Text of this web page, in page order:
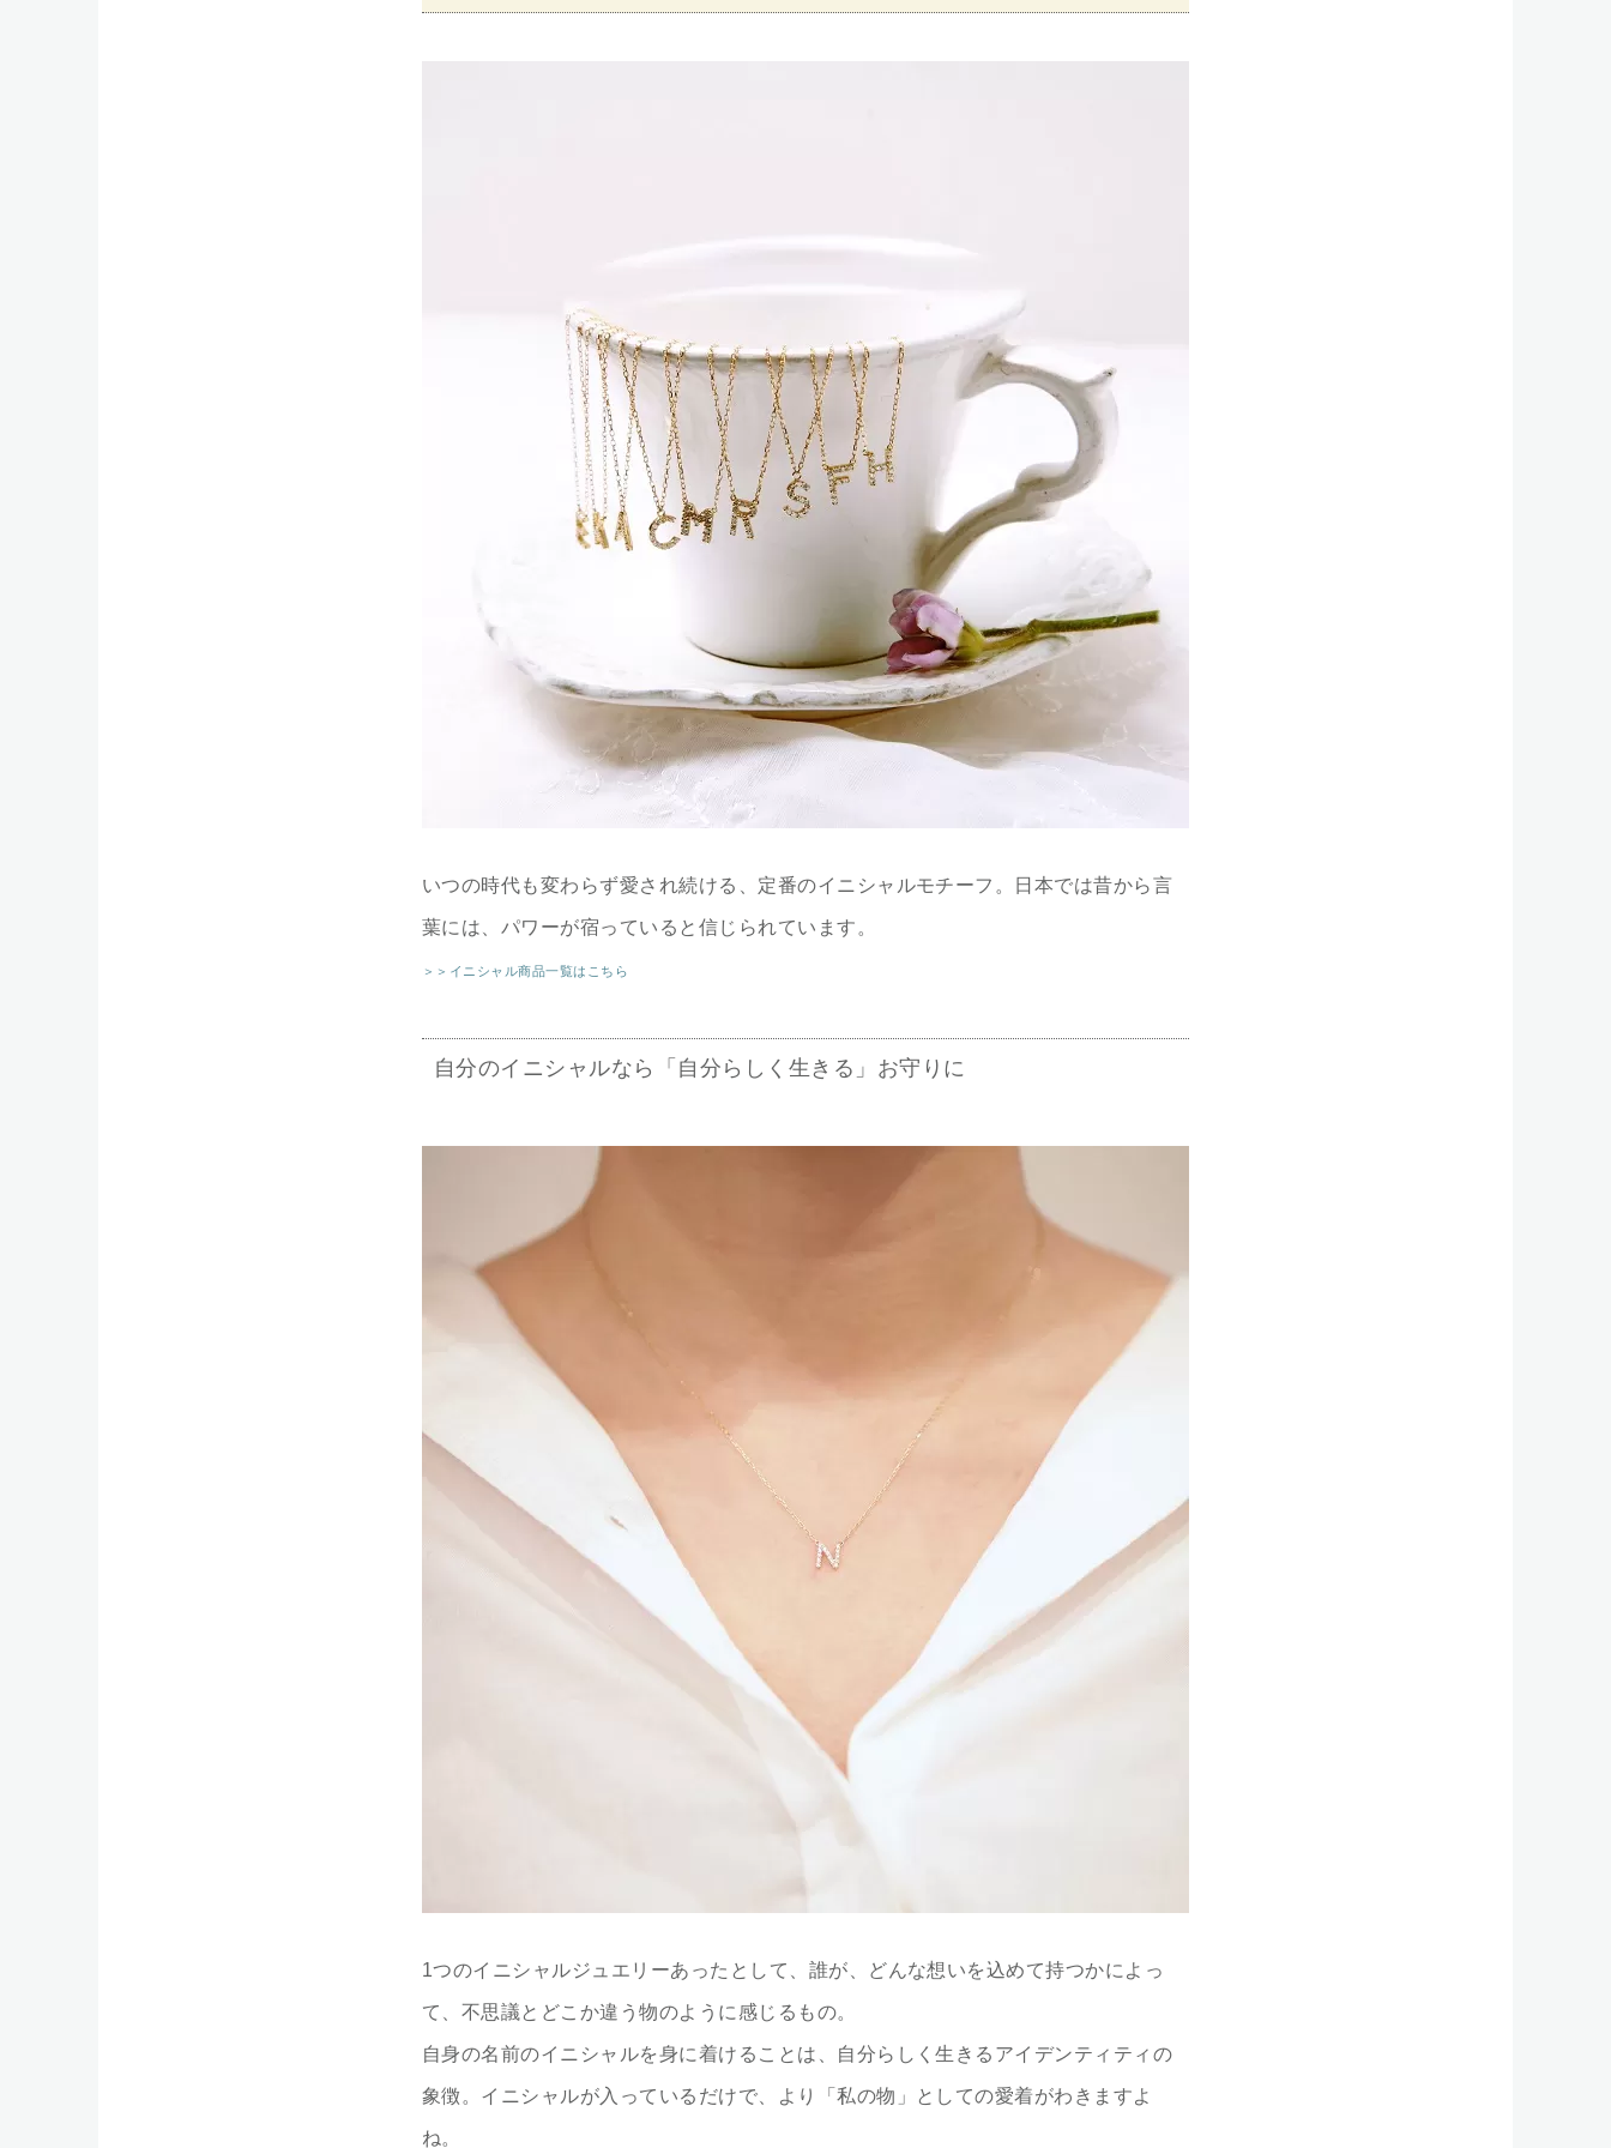
いつの時代も変わらず愛され続ける、定番のイニシャルモチーフ。日本では昔から言
葉には、パワーが宿っていると信じられています。
＞＞イニシャル商品一覧はこちら
自分のイニシャルなら「自分らしく生きる」お守りに
1つのイニシャルジュエリーあったとして、誰が、どんな想いを込めて持つかによっ
て、不思議とどこか違う物のように感じるもの。
自身の名前のイニシャルを身に着けることは、自分らしく生きるアイデンティティの
象徴。イニシャルが入っているだけで、より「私の物」としての愛着がわきますよ
ね。